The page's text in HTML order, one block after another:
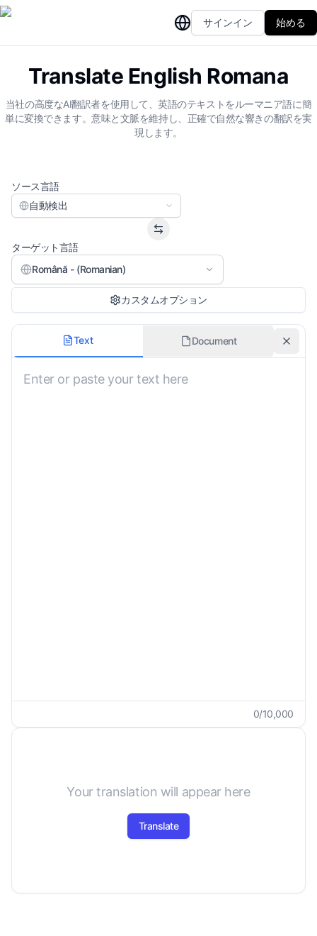
サインイン 始める
Translate English Romana
当社の高度なAI翻訳者を使用して、英語のテキストをルーマニア語に簡
単に変換できます。意味と文脈を維持し、正確で自然な響きの翻訳を実
現します。
ソース言語
自動検出
ターゲット言語
Română - (Romanian)
カスタムオプション
書式を維持
Text Document
0/10,000
Your translation will appear here
Translate